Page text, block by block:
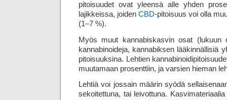
pitoisuudet ovat yleensä alle yhden
lajikkeissa, joiden CBD-pitoisuus voi olla
(1–7 %).
Myös muut kannabiskasvin osat (lukuun
kannabinoideja, kannabiksen lääkinnällisiä
pitoisuuksina. Lehtien
muutamaan prosenttiin, ja varsien hieman
Lehtiä voi jossain määrin syödä
sekoitettuna, tai leivottuna.